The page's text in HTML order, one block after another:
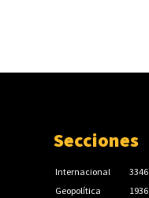
Secciones
Internacional
3346
Geopolítica
1936